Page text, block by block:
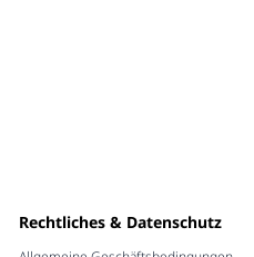
Rechtliches & Datenschutz